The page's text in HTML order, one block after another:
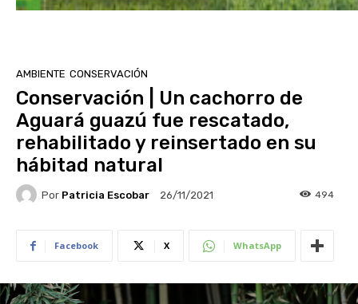
AMBIENTE CONSERVACIÓN
Conservación | Un cachorro de
Aguará guazú fue rescatado,
rehabilitado y reinsertado en su
hábitad natural
Por Patricia Escobar 26/11/2021 494
Facebook X WhatsApp